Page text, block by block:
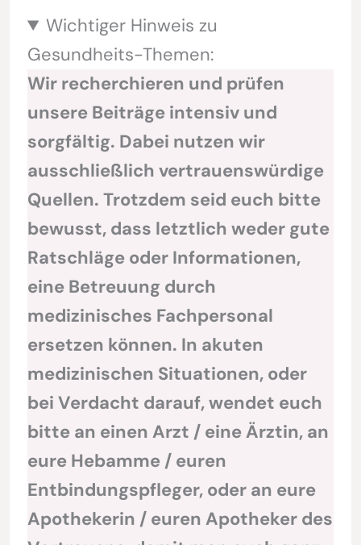
Wichtiger Hinweis zu
Gesundheits-Themen:
Wir recherchieren und prüfen
unsere Beiträge intensiv und
sorgfältig. Dabei nutzen wir
ausschließlich vertrauenswürdige
Quellen. Trotzdem seid euch bitte
bewusst, dass letztlich weder gute
Ratschläge oder Informationen,
eine Betreuung durch
medizinisches Fachpersonal
ersetzen können. In akuten
medizinischen Situationen, oder
bei Verdacht darauf, wendet euch
bitte an einen Arzt / eine Ärztin, an
eure Hebamme / euren
Entbindungspfleger, oder an eure
Apothekerin / euren Apotheker des